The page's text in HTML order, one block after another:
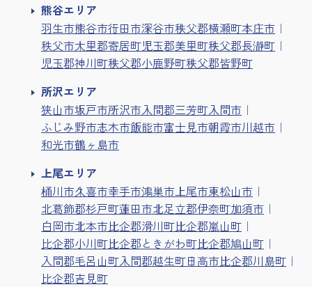
熊谷エリア
羽生市熊谷市行田市深谷市秩父郡横瀬町本庄市
秩父市大里郡寄居町児玉郡美里町秩父郡長瀞町
児玉郡神川町秩父郡小鹿野町秩父郡皆野町
所沢エリア
狭山市坂戸市所沢市入間郡三芳町入間市
ふじみ野市志木市飯能市富士見市朝霞市川越市
和光市鶴ヶ島市
上尾エリア
桶川市久喜市幸手市鴻巣市上尾市東松山市
北葛飾郡杉戸町蓮田市北足立郡伊奈町加須市
白岡市北本市比企郡滑川町比企郡嵐山町
比企郡小川町比企郡ときがわ町比企郡鳩山町
入間郡毛呂山町入間郡越生町日高市比企郡川島町
比企郡吉見町